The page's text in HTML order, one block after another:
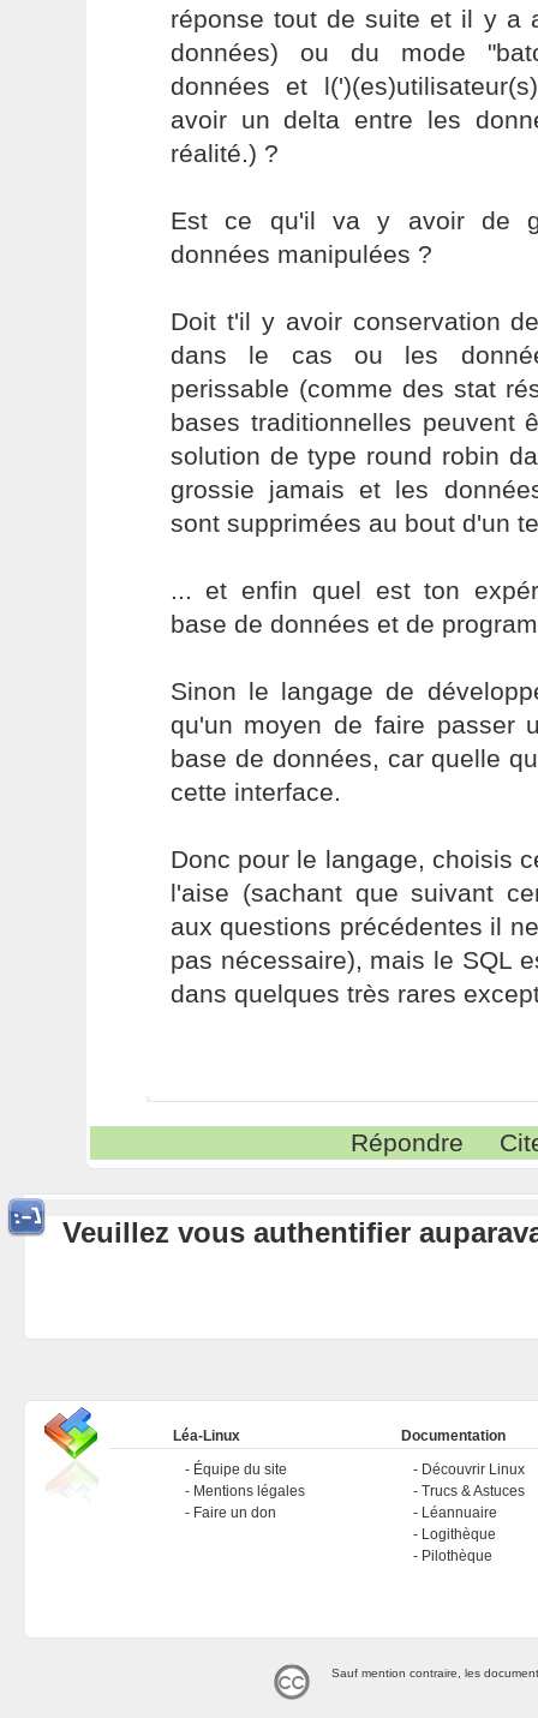
réponse tout de suite et il y a
données) ou du mode
données et
avoir un delta entre les
réalité.) ?
Est ce qu'il va y avoir de
données manipulées ?
Doit t'il y avoir conservation
dans le cas ou les
perissable (comme des stat
bases traditionnelles peuvent
solution de type round robin
grossie jamais et les
sont supprimées au bout d'un
... et enfin quel est ton
base de données et de
Sinon le langage de
qu'un moyen de faire passer
base de données, car quelle
cette interface.
Donc pour le langage, choisis
l'aise (sachant que suivant
aux questions précédentes il
pas nécessaire), mais le SQL
dans quelques très rares
Répondre
Veuillez vous authentifier
Léa-Linux
Équipe du site
Mentions légales
Faire un don
Documentation
Découvrir Linux
Trucs & Astuces
Léannuaire
Logithèque
Pilothèque
Sauf mention contraire, les